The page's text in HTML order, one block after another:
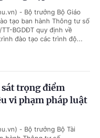
- Bộ trưởng Bộ Giáo
tạo ban hành Thông tư số
BGDĐT quy định về
đào tạo các trình độ...
trọng điểm
vi phạm pháp luật
- Bộ trưởng Bộ Tài